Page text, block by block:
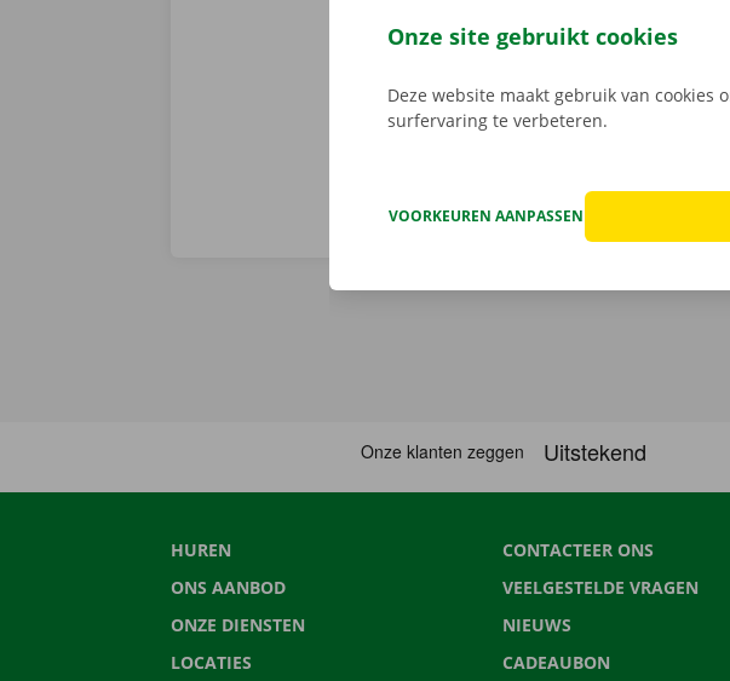
je deze met de digitale sleutel.
HUREN
ONS AANBOD
ONZE DIENSTEN
LOCATIES
CONTACTEER ONS
VEELGESTELDE VRAGEN
NIEUWS
CADEAUBON
Onze site gebruikt cookies
Deze website maakt gebruik van
surfervaring te verbeteren.
VOORKEUREN AANPASSEN